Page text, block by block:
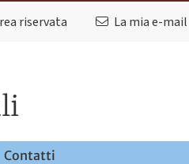
riservata La mia e-mail
Contatti